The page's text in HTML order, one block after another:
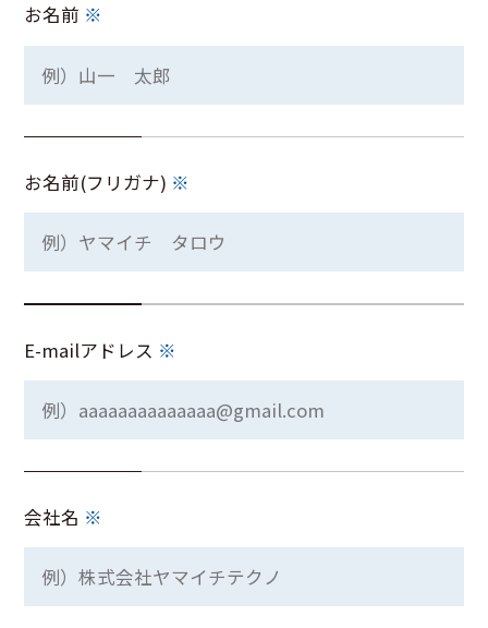
お名前 ※
お名前(フリガナ) ※
E-mailアドレス ※
会社名 ※